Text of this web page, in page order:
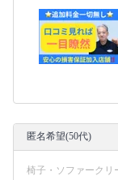
匿名希望(50代)
椅子・ソファークリ